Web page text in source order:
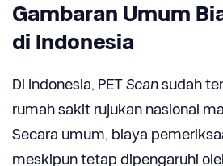
Gambaran Umum
di Indonesia
Di Indonesia, PETScansudah
rumah sakit rujukan nasional
Secara umum, biaya
meskipun tetap dipengaruhi